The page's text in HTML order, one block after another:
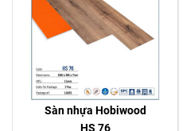
Sàn nhựa Hobiwood
HS 76